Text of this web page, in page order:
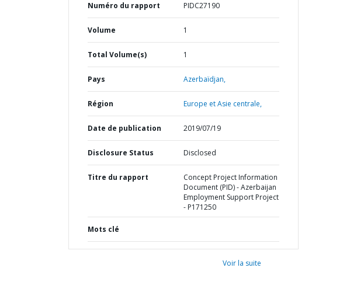
Numéro du rapport PIDC27190
Volume 1
Total Volume(s) 1
Pays Azerbaïdjan,
Région Europe et Asie centrale,
Date de publication 2019/07/19
Disclosure Status Disclosed
Titre du rapport
Concept Project Information
Document (PID) - Azerbaijan
Employment Support Project
- P171250
Mots clé
Voir la suite